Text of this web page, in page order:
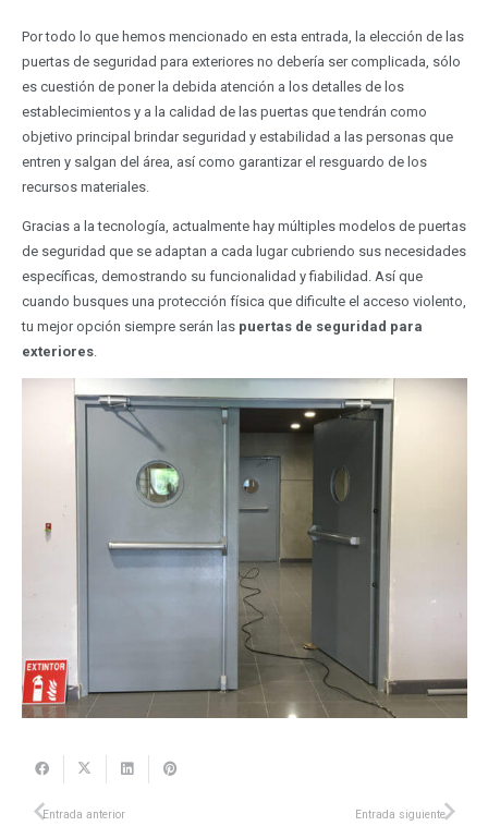
Por todo lo que hemos mencionado en esta entrada, la elección de las
puertas de seguridad para exteriores no debería ser complicada, sólo
es cuestión de poner la debida atención a los detalles de los
establecimientos y a la calidad de las puertas que tendrán como
objetivo principal brindar seguridad y estabilidad a las personas que
entren y salgan del área, así como garantizar el resguardo de los
recursos materiales.
Gracias a la tecnología, actualmente hay múltiples modelos de puertas
de seguridad que se adaptan a cada lugar cubriendo sus necesidades
específicas, demostrando su funcionalidad y fiabilidad. Así que
cuando busques una protección física que dificulte el acceso violento,
tu mejor opción siempre serán las puertas de seguridad para
exteriores.
Entrada anterior Entrada siguiente